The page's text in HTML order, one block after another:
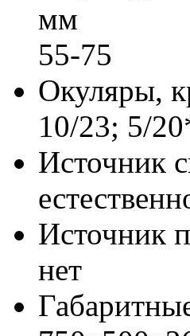
мм
55-75
Окуляры,
10/23; 5/
Источник
Источник
нет